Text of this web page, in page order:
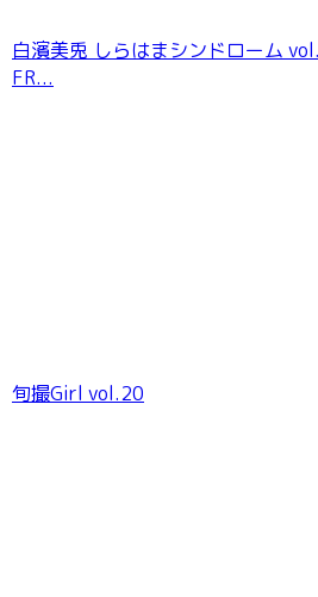
白濱美兎 しらはまシンドローム
FR...
旬撮Girl vol.20